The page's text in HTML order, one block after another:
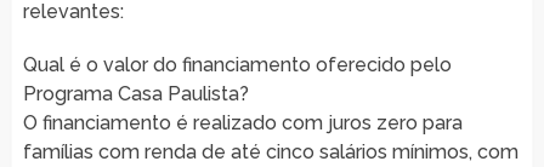
relevantes:
Qual é o valor do financiamento oferecido pelo
Programa Casa Paulista?
O financiamento é realizado com juros zero para
famílias com renda de até cinco salários mínimos, com